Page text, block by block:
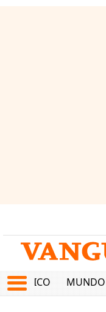
MÉXICO MUNDO